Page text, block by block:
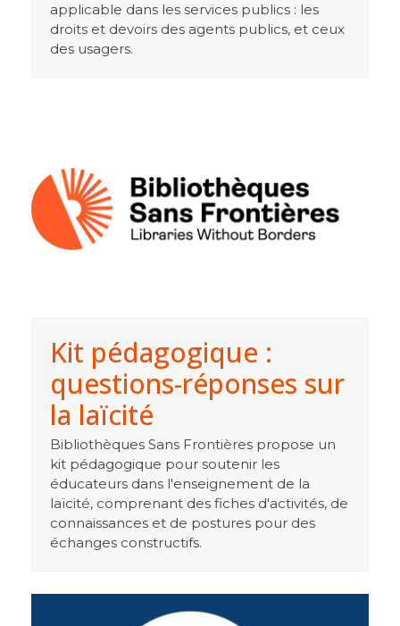
applicable dans les services publics : les
droits et devoirs des agents publics, et ceux
des usagers.
Kit pédagogique :
questions-réponses sur
la laïcité
Bibliothèques Sans Frontières propose un
kit pédagogique pour soutenir les
éducateurs dans l'enseignement de la
laïcité, comprenant des fiches d'activités, de
connaissances et de postures pour des
échanges constructifs.